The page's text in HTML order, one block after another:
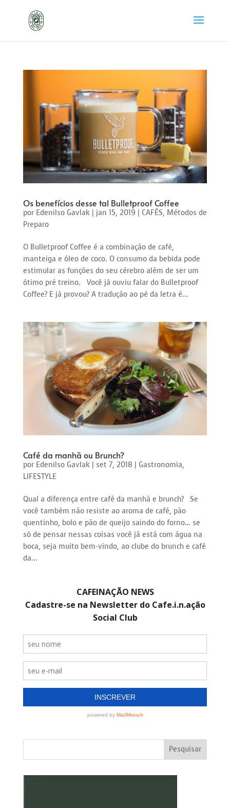
Os benefícios desse tal Bulletproof Coffee
por Edenilso Gavlak| jan 15, 2019 | CAFÉS, Métodos de
Preparo
O Bulletproof Coffee é a combinação de café,
manteiga e óleo de coco. O consumo da bebida pode
estimular as funções do seu cérebro além de ser um
ótimo pré treino. Você já ouviu falar do Bulletproof
Coffee? E já provou? A tradução ao pé da letra é...
Café da manhã ou Brunch?
por Edenilso Gavlak| set 7, 2018 | Gastronomia,
LIFESTYLE
Qual a diferença entre café da manhã e brunch? Se
você também não resiste ao aroma de café, pão
quentinho, bolo e pão de queijo saindo do forno… se
só de pensar nessas coisas você já está com água na
boca, seja muito bem-vindo, ao clube do brunch e café
da...